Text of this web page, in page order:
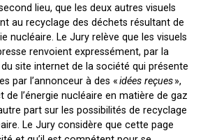
lieu, que les deux autres visuels
au recyclage des déchets résultant de
nucléaire. Le Jury relève que les visuels
renvoient expressément, par la
site internet de la société qui présente
par l’annonceur à des «idées reçues»,
de l’énergie nucléaire en matière de gaz
part sur les possibilités de recyclage
Le Jury considère que cette page